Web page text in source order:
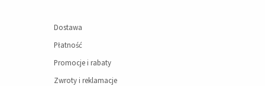
Dostawa
Płatność
Promocje i rabaty
Zwroty i reklamacje